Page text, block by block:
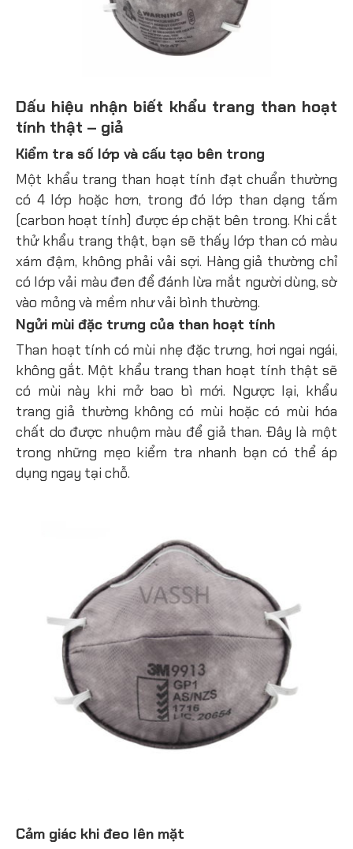
Dấu hiệu nhận biết khẩu trang than hoạt
tính thật – giả
Kiểm tra số lớp và cấu tạo bên trong
Một khẩu trang than hoạt tính đạt chuẩn thường
có 4 lớp hoặc hơn, trong đó lớp than dạng tấm
(carbon hoạt tính) được ép chặt bên trong. Khi cắt
thử khẩu trang thật, bạn sẽ thấy lớp than có màu
xám đậm, không phải vải sợi. Hàng giả thường chỉ
có lớp vải màu đen để đánh lừa mắt người dùng, sờ
vào mỏng và mềm như vải bình thường.
Ngửi mùi đặc trưng của than hoạt tính
Than hoạt tính có mùi nhẹ đặc trưng, hơi ngai ngái,
không gắt. Một khẩu trang than hoạt tính thật sẽ
có mùi này khi mở bao bì mới. Ngược lại, khẩu
trang giả thường không có mùi hoặc có mùi hóa
chất do được nhuộm màu để giả than. Đây là một
trong những mẹo kiểm tra nhanh bạn có thể áp
dụng ngay tại chỗ.
Cảm giác khi đeo lên mặt